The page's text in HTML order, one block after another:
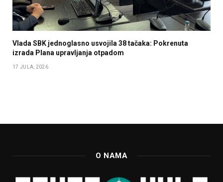
Vlada SBK jednoglasno usvojila 38 tačaka: Pokrenuta
izrada Plana upravljanja otpadom
17 JULA, 2026
O NAMA